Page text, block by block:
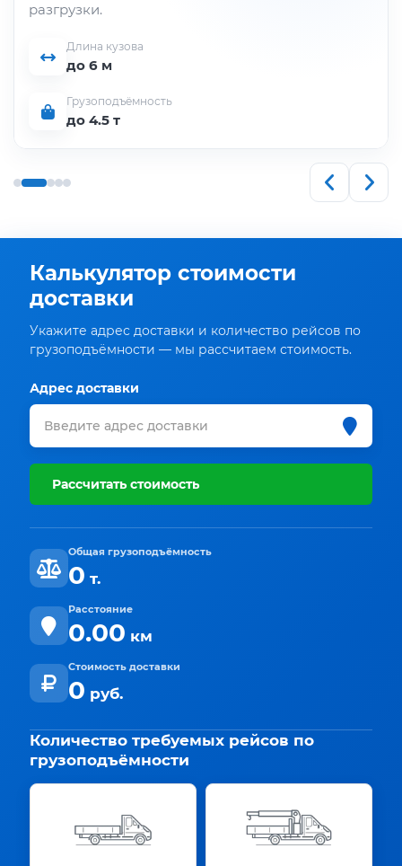
разгрузки.
Длина кузова
до 6 м
Грузоподъёмность
до 4.5 т
Калькулятор стоимости
доставки
Укажите адрес доставки и количество рейсов по
грузоподъёмности — мы рассчитаем стоимость.
Адрес доставки
Рассчитать стоимость
Общая грузоподъёмность
0 т.
Расстояние
0.00 км
Стоимость доставки
0 руб.
Количество требуемых рейсов по
грузоподъёмности